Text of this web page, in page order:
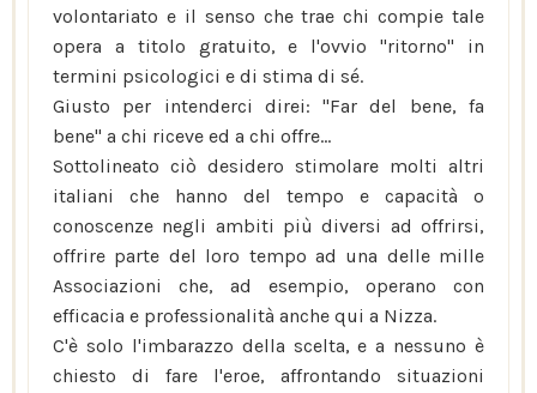
volontariato e il senso che trae chi compie tale
opera a titolo gratuito, e l'ovvio "ritorno" in
termini psicologici e di stima di sé.
Giusto per intenderci direi: "Far del bene, fa
bene" a chi riceve ed a chi offre...
Sottolineato ciò desidero stimolare molti altri
italiani che hanno del tempo e capacità o
conoscenze negli ambiti più diversi ad offrirsi,
offrire parte del loro tempo ad una delle mille
Associazioni che, ad esempio, operano con
efficacia e professionalità anche qui a Nizza.
C'è solo l'imbarazzo della scelta, e a nessuno è
chiesto di fare l'eroe, affrontando situazioni